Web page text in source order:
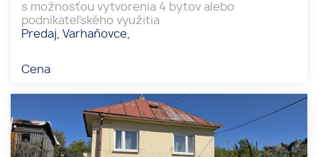
s možnosťou vytvorenia 4 bytov alebo
podnikateľského využitia
Predaj, Varhaňovce,
Cena